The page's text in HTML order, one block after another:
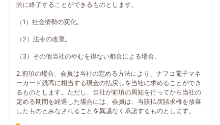
的に終了することができるものとします。
（1）社会情勢の変化。
（2）法令の改廃。
（3）その他当社のやむを得ない都合による場合。
2.前項の場合、会員は当社の定める方法により、ナフコ電子マネ
ーカード残高に相当する現金の払戻しを当社に求めることができ
るものとします。ただし、当社が前項の周知を行ってから当社の
定める期間を経過した場合には、会員は、当該払戻請求権を放棄
したものとみなされることを異議なく承諾するものとします。